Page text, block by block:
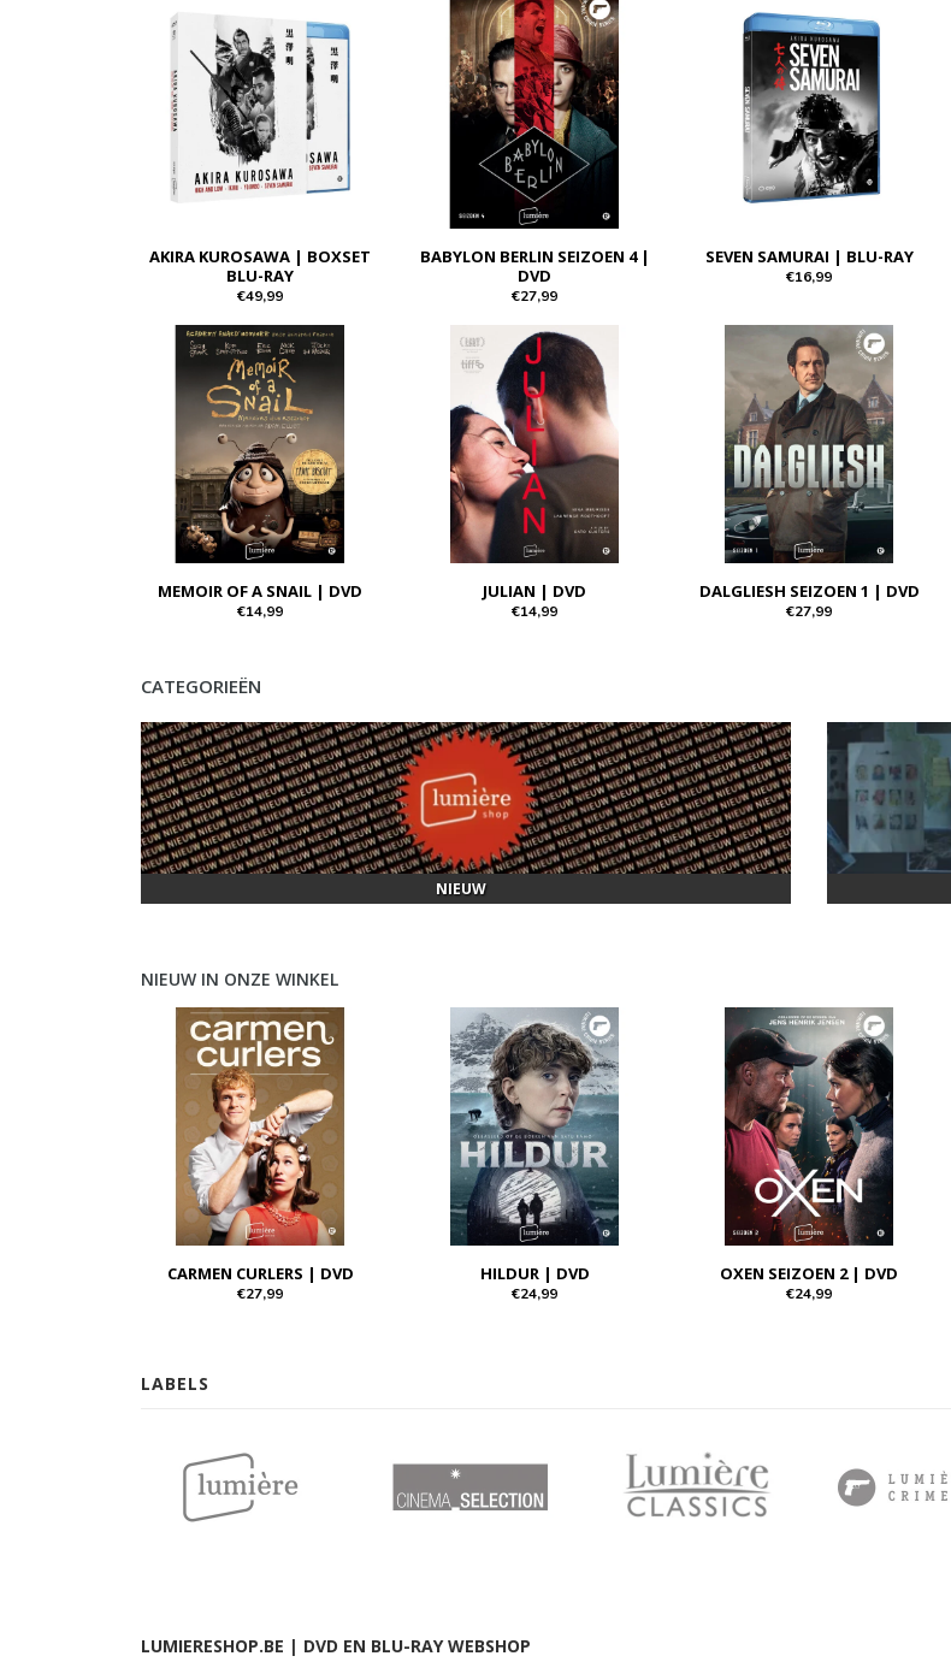
AKIRA KUROSAWA | BOXSET
BLU-RAY
€49,99
BABYLON BERLIN SEIZOEN 4 |
DVD
€27,99
SEVEN SAMURAI | BLU-RAY
€16,99
MEMOIR OF A SNAIL | DVD
€14,99
JULIAN | DVD
€14,99
DALGLIESH SEIZOEN 1 | DVD
€27,99
CATEGORIEËN
NIEUW
NIEUW IN ONZE WINKEL
CARMEN CURLERS | DVD
€27,99
HILDUR | DVD
€24,99
OXEN SEIZOEN 2 | DVD
€24,99
LABELS
LUMIERESHOP.BE | DVD EN BLU-RAY WEBSHOP